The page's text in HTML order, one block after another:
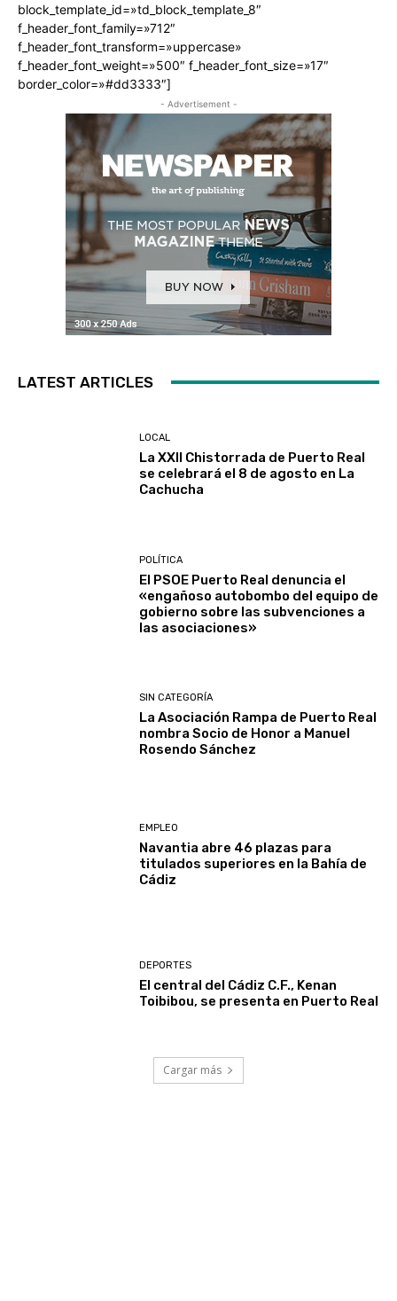
block_template_id=»td_block_template_8″
f_header_font_family=»712″
f_header_font_transform=»uppercase»
f_header_font_weight=»500″ f_header_font_size=»17″
border_color=»#dd3333″]
- Advertisement -
LATEST ARTICLES
LOCAL
La XXII Chistorrada de Puerto Real
se celebrará el 8 de agosto en La
Cachucha
POLÍTICA
El PSOE Puerto Real denuncia el
«engañoso autobombo del equipo de
gobierno sobre las subvenciones a
las asociaciones»
SIN CATEGORÍA
La Asociación Rampa de Puerto Real
nombra Socio de Honor a Manuel
Rosendo Sánchez
EMPLEO
Navantia abre 46 plazas para
titulados superiores en la Bahía de
Cádiz
DEPORTES
El central del Cádiz C.F., Kenan
Toibibou, se presenta en Puerto Real
Cargar más